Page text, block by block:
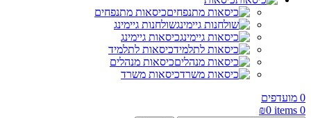
כיסאות מתנפחים
שולחנות גיימינג
כיסאות גיימינג
כיסאות לתלמיד
כיסאות מנהלים
כיסאות משרד
0 מועדפים
0
items
₪0